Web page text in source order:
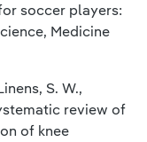
soccer players:
Medicine
S. W.,
review of
of knee